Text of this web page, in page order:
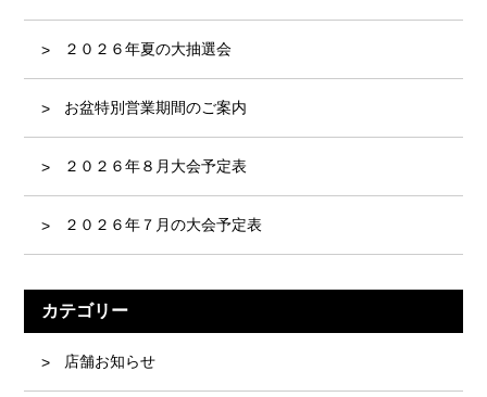
２０２６年夏の大抽選会
お盆特別営業期間のご案内
２０２６年８月大会予定表
２０２６年７月の大会予定表
カテゴリー
店舗お知らせ